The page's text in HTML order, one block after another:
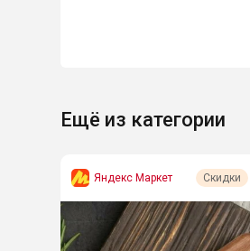
Ещё из категории
Яндекс Маркет Скидки